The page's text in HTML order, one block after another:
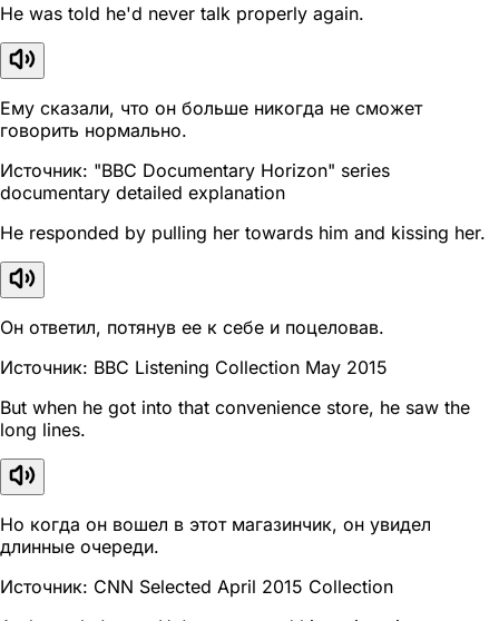
He was told he'd never talk properly again.
Ему сказали, что он больше никогда не сможет
говорить нормально.
Источник: "BBC Documentary Horizon" series
documentary detailed explanation
He responded by pulling her towards him and kissing her.
Он ответил, потянув ее к себе и поцеловав.
Источник: BBC Listening Collection May 2015
But when he got into that convenience store, he saw the
long lines.
Но когда он вошел в этот магазинчик, он увидел
длинные очереди.
Источник: CNN Selected April 2015 Collection